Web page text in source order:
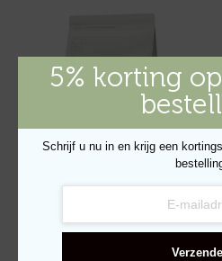
Verse Witvis & Yam
5% korting
Schrijf u nu in en krijg een